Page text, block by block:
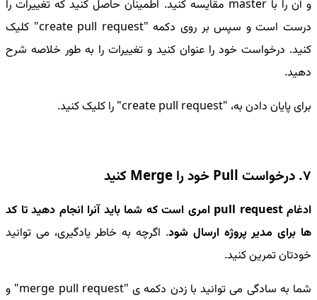
و آن را با master مقایسه کنید. اطمینان حاصل کنید که تغییرات را
درست است و سپس بر روی دکمه "create pull request" کلیک
کنید. درخواست خود را عنوان کنید و تغییرات را به طور خلاصه شرح
دهید.
برای پایان دادن به، "create pull request" را کلیک کنید.
7. درخواست Pull خود را Merge کنید
ادغام pull request امری است که شما باید آنرا انجام دهید تا کد
ها برای مدیر پروژه ارسال شود. اگرچه به خاطر یادگیری، می توانید
خودتان تمرین کنید.
شما به سادگی می توانید با زدن دکمه ی "merge pull request" و